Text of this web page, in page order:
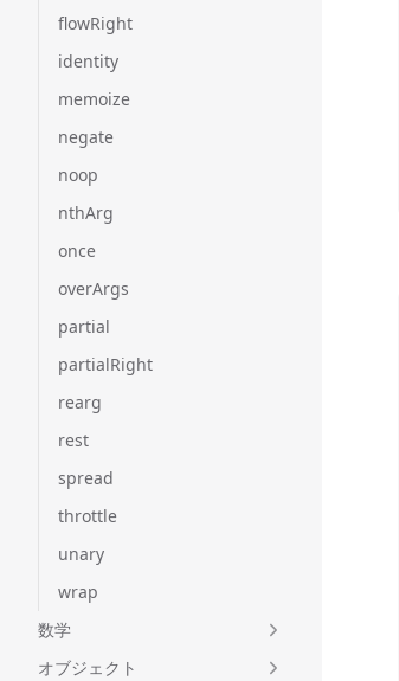
flowRight
identity
memoize
negate
noop
nthArg
once
overArgs
partial
partialRight
rearg
rest
spread
throttle
unary
wrap
数学
オブジェクト